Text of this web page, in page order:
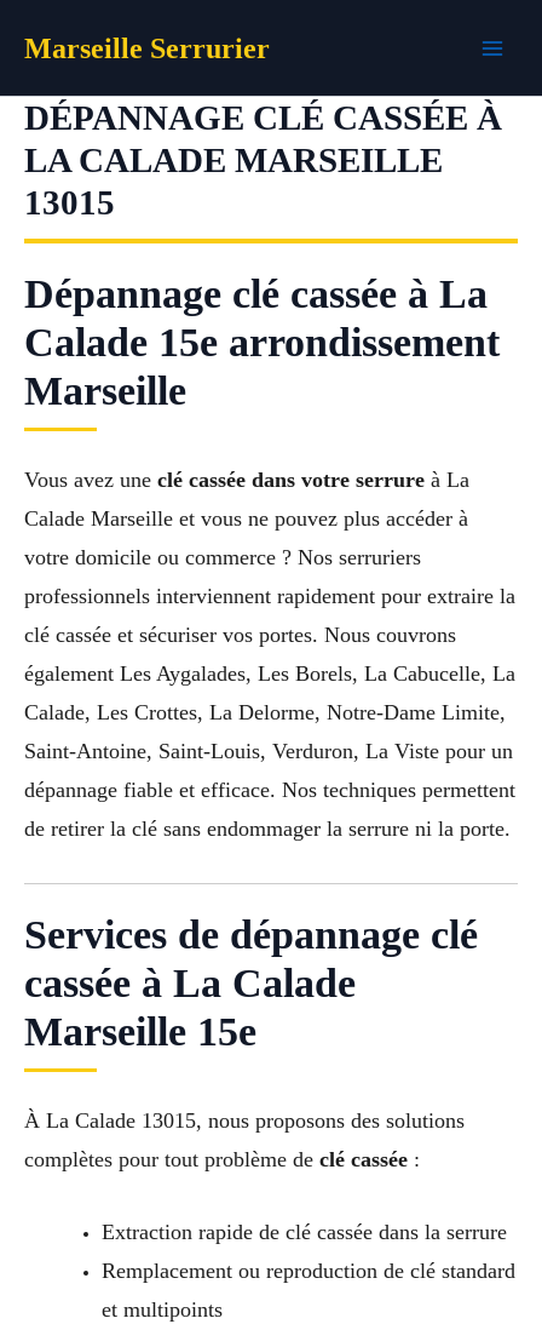
Marseille Serrurier
DÉPANNAGE CLÉ CASSÉE À
LA CALADE MARSEILLE
13015
Dépannage clé cassée à La
Calade 15e arrondissement
Marseille
Vous avez une clé cassée dans votre serrure à La
Calade Marseille et vous ne pouvez plus accéder à
votre domicile ou commerce ? Nos serruriers
professionnels interviennent rapidement pour extraire la
clé cassée et sécuriser vos portes. Nous couvrons
également Les Aygalades, Les Borels, La Cabucelle, La
Calade, Les Crottes, La Delorme, Notre-Dame Limite,
Saint-Antoine, Saint-Louis, Verduron, La Viste pour un
dépannage fiable et efficace. Nos techniques permettent
de retirer la clé sans endommager la serrure ni la porte.
Services de dépannage clé
cassée à La Calade
Marseille 15e
À La Calade 13015, nous proposons des solutions
complètes pour tout problème de clé cassée :
Extraction rapide de clé cassée dans la serrure
Remplacement ou reproduction de clé standard
et multipoints